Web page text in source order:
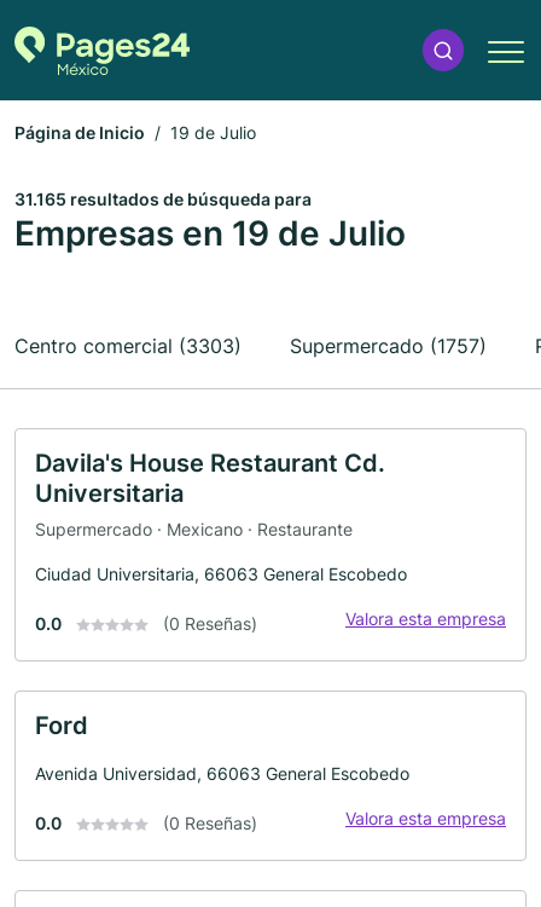
Página de Inicio 19 de Julio
31.165 resultados de búsqueda para
Empresas en 19 de Julio
Centro comercial (3303) Supermercado (1757)
Davila's House Restaurant Cd.
Universitaria
Supermercado · Mexicano · Restaurante
Ciudad Universitaria, 66063 General Escobedo
0.0 (0 Reseñas) Valora esta empresa
Ford
Avenida Universidad, 66063 General Escobedo
0.0 (0 Reseñas) Valora esta empresa